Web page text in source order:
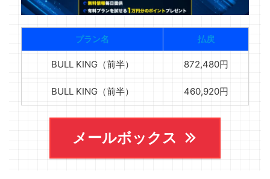
プラン名 払戻
BULL KING（前半） 872,480円
BULL KING（前半） 460,920円
メールボックス